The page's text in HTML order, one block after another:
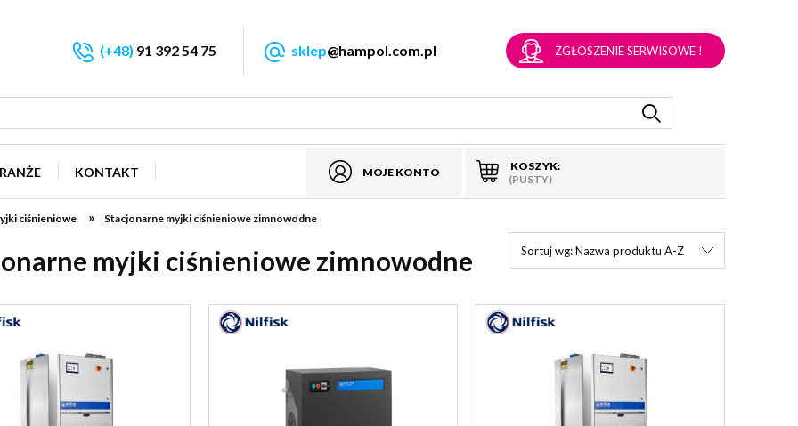
MOJE KONTO
KOSZYK:
(PUSTY)
(+48) 91 392 54 75 sklep@hampol.com.pl ZGŁOSZENIE SERWISOWE !
KONTAKT
ciśnieniowe » Stacjonarne myjki ciśnieniowe zimnowodne
myjki ciśnieniowe zimnowodne Sortuj wg:Nazwa produktu A-Z